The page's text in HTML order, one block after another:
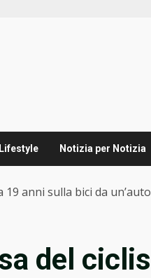
Lifestyle Notizia per Notizia
anni sulla bici da
del